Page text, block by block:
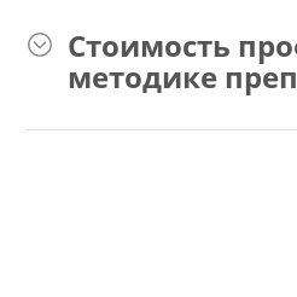
Стоимость
методике